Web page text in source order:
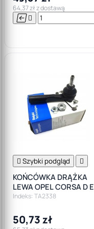
64,37 zł z dostawą
 
 Szybki podgląd 
KOŃCÓWKA DRĄŻKA
LEWA OPEL CORSA D E
FIAT PUNTO
Indeks: TA2338
50,73 zł